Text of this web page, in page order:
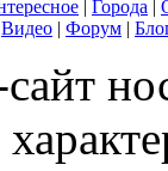
| Города |
Видео | Форум |